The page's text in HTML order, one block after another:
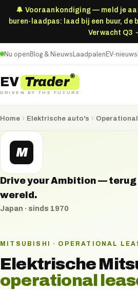
🔔 Vooraankondiging — meld je
buren-laadpas: laad bij een buur,
Verwacht Q3
Nu openBlog & NieuwsLaadpalenEV-nieuws
EV Trader®
DRIVEN BY THE FUTURE
Home Elektrische auto's
MITSUBISHI · OPERATIONAL
Elektrische
operational
M
Drive your Ambition —
wereld.
Japan · sinds 1970